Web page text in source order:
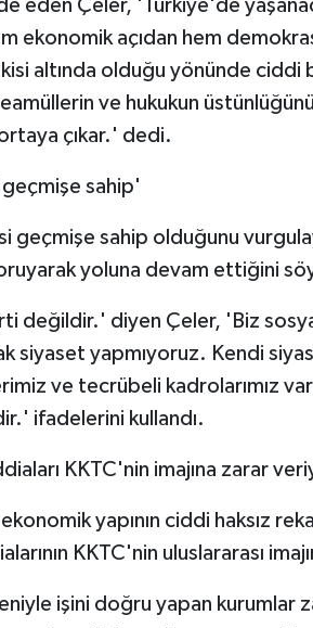
eden Çeler, 'Türkiye'de
ekonomik açıdan hem
altında olduğu yönünde ciddi
ve hukukun
çıkar.' dedi.
geçmişe sahip'
geçmişe sahip olduğunu
yoluna devam ettiğini
değildir.' diyen Çeler, 'Biz
siyaset yapmıyoruz. Kendi
ve tecrübeli kadrolarımız
ifadelerini kullandı.
KKTC'nin imajına zarar
yapının ciddi haksız
KKTC'nin uluslararası
işini doğru yapan